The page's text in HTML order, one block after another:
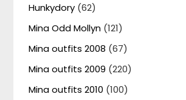
Hunkydory (62)
Mina Odd Mollyn (121)
Mina outfits 2008 (67)
Mina outfits 2009 (220)
Mina outfits 2010 (100)